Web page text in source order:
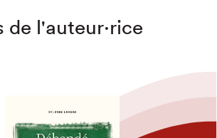
de l'auteur·rice